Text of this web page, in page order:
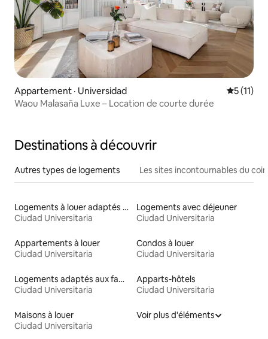
Appartement · Universidad Note
5 (11)
Waou Malasaña Luxe – Location de courte durée
Destinations à découvrir
Autres types de logements Les sites incontournables du coin
Logements à louer adaptés aux animaux
Ciudad Universitaria
Logements avec déjeuner
Ciudad Universitaria
Appartements à louer
Ciudad Universitaria
Condos à louer
Ciudad Universitaria
Logements adaptés aux familles à louer
Ciudad Universitaria
Apparts-hôtels
Ciudad Universitaria
Maisons à louer
Ciudad Universitaria
Voir plus d'éléments